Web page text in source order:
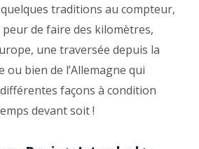
traditions au compteur,
de faire des kilomètres,
une traversée depuis la
ou bien de l’Allemagne qui
façons à condition
devant soit !